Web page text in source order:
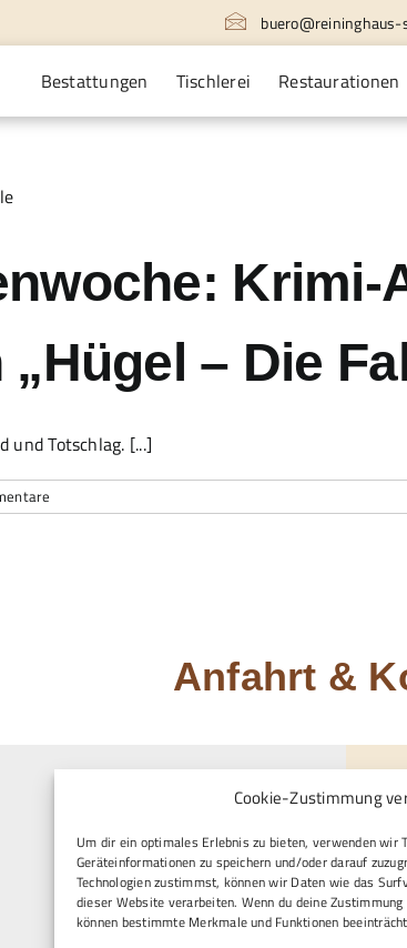
Cookie-Zustimmung
Um dir ein optimales Erlebnis zu bieten, verwenden wir
Geräteinformationen zu speichern und/oder darauf
Technologien zustimmst, können wir Daten wie das
dieser Website verarbeiten. Wenn du deine
können bestimmte Merkmale und Funktionen
Bestattungen Tischlerei Restaurationen
– Die
Totschlag. [...]
Anfahrt &